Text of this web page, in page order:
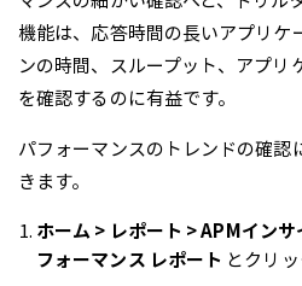
機能は、応答時間の長いアプリケ
ンの時間、スループット、アプ
を確認するのに有益です。
パフォーマンスのトレンドの確認
きます。
ホーム > レポート > APMイン
フォーマンス レポート とクリ